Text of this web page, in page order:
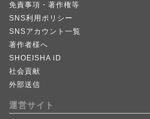
免責事項・著作権等
SNS利用ポリシー
SNSアカウント一覧
著作者様へ
SHOEISHA iD
社会貢献
外部送信
運営サイト